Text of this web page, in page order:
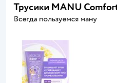
Трусики MANU
Всегда пользуемся ману